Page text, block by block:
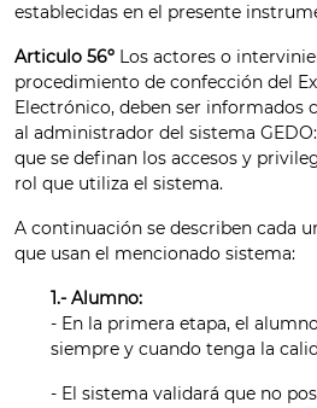
establecidas en el presente
Articulo 56º Los actores o
procedimiento de confección del
Electrónico, deben ser informados
al administrador del sistema
que se definan los accesos y
rol que utiliza el sistema.
A continuación se describen cada
que usan el mencionado sistema:
1.- Alumno:
- En la primera etapa, el
siempre y cuando tenga la
- El sistema validará que no